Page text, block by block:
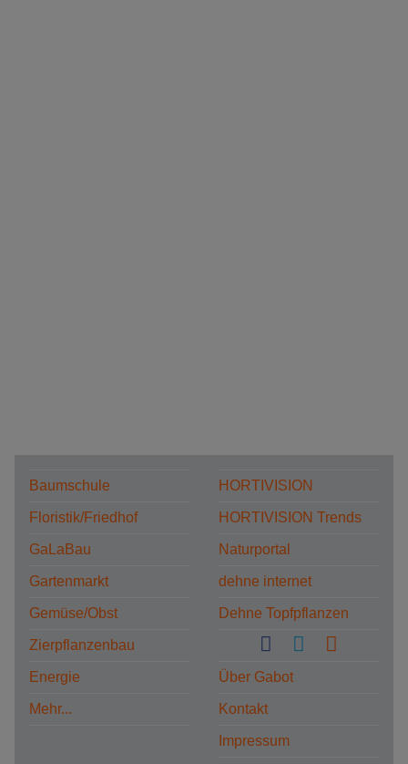
Baumschule
Floristik/Friedhof
GaLaBau
Gartenmarkt
Gemüse/Obst
Zierpflanzenbau
Energie
Mehr...
HORTIVISION
HORTIVISION Trends
Naturportal
dehne internet
Dehne Topfpflanzen
Über Gabot
Kontakt
Impressum